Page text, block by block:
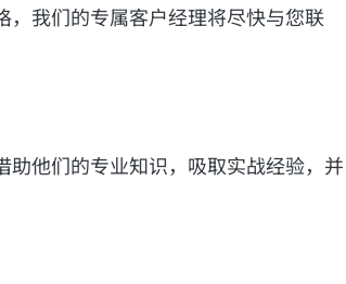
我们的专属客户经理将尽快与您联
他们的专业知识，吸取实战经验，并